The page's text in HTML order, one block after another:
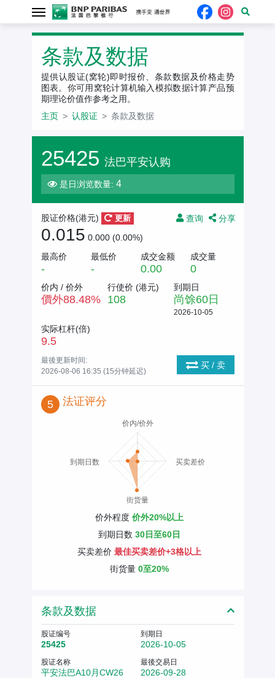
条款及数据
提供认股证(窝轮)即时报价、条款数据及价格走势
图表。你可用窝轮计算机输入模拟数据计算产品预
期理论价值作参考之用。
主页
认股证 条款及数据
25425 法巴平安认购
是日浏览数量: 4
查询 分享
股证价格(港元) 更新
0.015 0.000 (0.00%)
最高价
-
最低价
-
成交金额
0.00
成交量
0
价内 / 价外
價外88.48%
行使价 (港元)
108
到期日
尚馀60日
2026-10-05
实际杠杆(倍)
9.5
最後更新时间:
2026-08-06 16:35 (15分钟延迟)
买 / 卖
5 法证评分
价内/价外
买卖差价
街货量
到期日数
价外程度 价外20%以上
到期日数 30日至60日
买卖差价 最佳买卖差价+3格以上
街货量 0至20%
条款及数据
股证编号
25425
到期日
2026-10-05
股证名称
平安法巴A10月CW26
最後交易日
2026-09-28